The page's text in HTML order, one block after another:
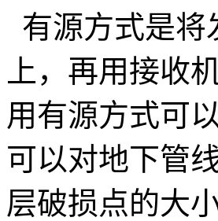
有源方式是将
上，再用接收
用有源方式可
可以对地下管
层破损点的大小